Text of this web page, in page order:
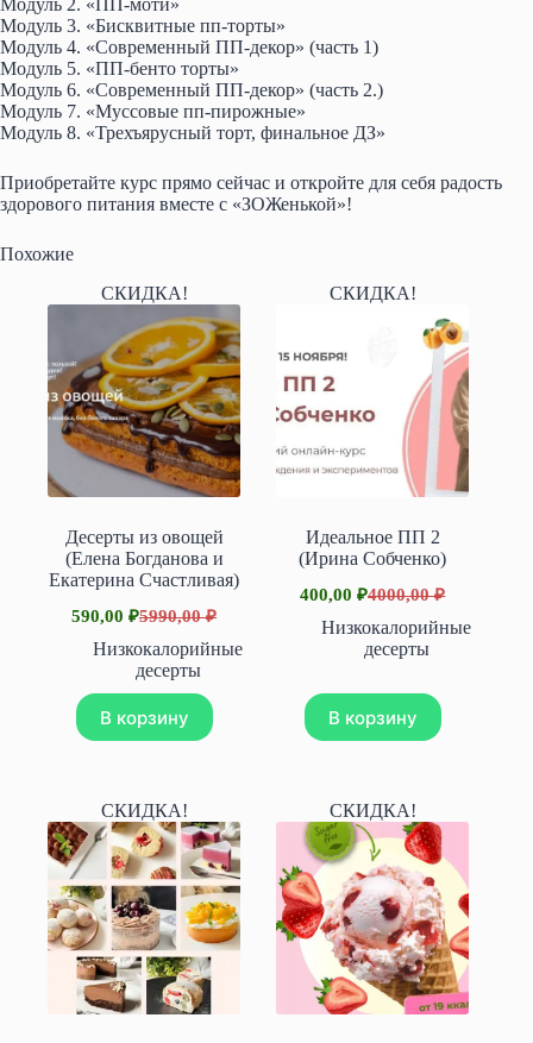
Модуль 2. «ПП-моти»
Модуль 3. «Бисквитные пп-торты»
Модуль 4. «Современный ПП-декор» (часть 1)
Модуль 5. «ПП-бенто торты»
Модуль 6. «Современный ПП-декор» (часть 2.)
Модуль 7. «Муссовые пп-пирожные»
Модуль 8. «Трехъярусный торт, финальное ДЗ»
Приобретайте курс прямо сейчас и откройте для себя радость
здорового питания вместе с «ЗОЖенькой»!
Похожие
СКИДКА!
Десерты из овощей
(Елена Богданова и
Екатерина Счастливая)
5990,00₽
Первоначальная
цена
составляла
5990,00 ₽.
590,00₽Текущая
цена:
590,00 ₽.
Низкокалорийные
десерты
В корзину
СКИДКА!
Идеальное ПП 2
(Ирина Собченко)
4000,00₽
Первоначальная
цена
составляла
400,00₽Текущая
цена:
400,00 ₽.
Низкокалорийные
десерты
В корзину
СКИДКА! СКИДКА!